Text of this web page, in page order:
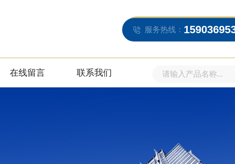
服务热线：
在线留言 联系我们